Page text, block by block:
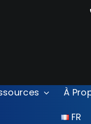
Cas
À
FR